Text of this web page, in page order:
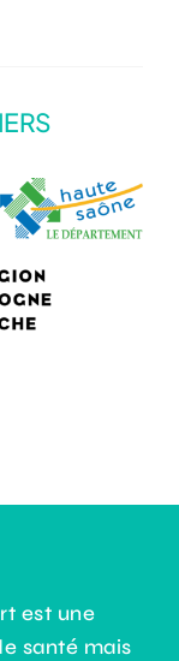
est une
santé mais